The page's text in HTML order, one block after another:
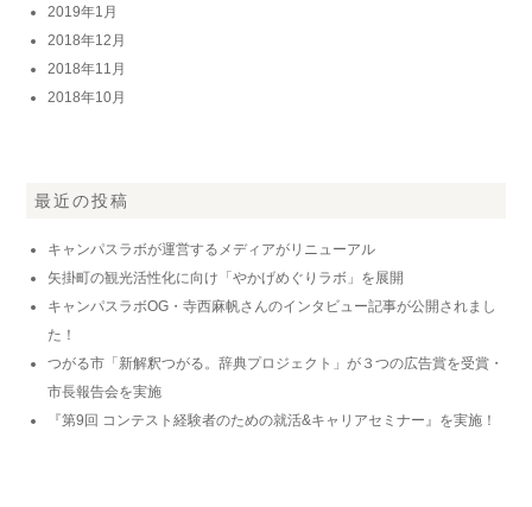
2019年1月
2018年12月
2018年11月
2018年10月
最近の投稿
キャンパスラボが運営するメディアがリニューアル
矢掛町の観光活性化に向け「やかげめぐりラボ」を展開
キャンパスラボOG・寺西麻帆さんのインタビュー記事が公開されまし
た！
つがる市「新解釈つがる。辞典プロジェクト」が３つの広告賞を受賞・
市長報告会を実施
『第9回 コンテスト経験者のための就活&キャリアセミナー』を実施！